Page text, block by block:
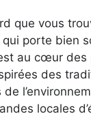
que vous
porte bien
au cœur des
des
locales